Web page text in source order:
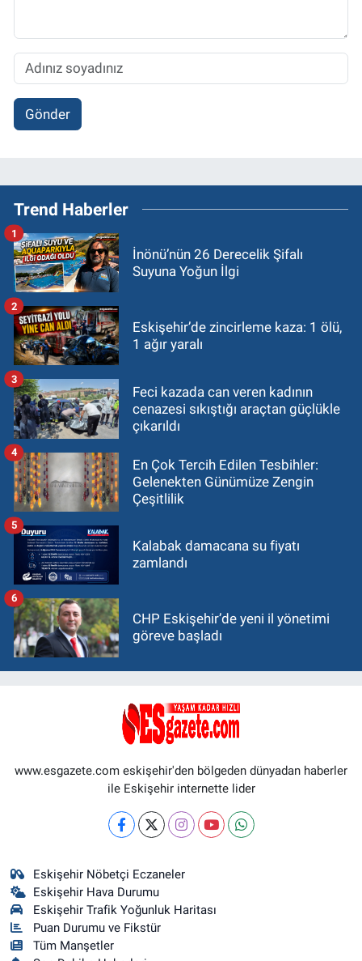
Gönder
Trend Haberler
İnönü’nün 26 Derecelik Şifalı
Suyuna Yoğun İlgi
1
Eskişehir’de zincirleme kaza: 1 ölü,
1 ağır yaralı
2
Feci kazada can veren kadının
cenazesi sıkıştığı araçtan güçlükle
çıkarıldı
3
En Çok Tercih Edilen Tesbihler:
Gelenekten Günümüze Zengin
Çeşitlilik
4
Kalabak damacana su fiyatı
zamlandı
5
CHP Eskişehir’de yeni il yönetimi
göreve başladı
6
www.esgazete.com eskişehir'den bölgeden dünyadan haberler
ile Eskişehir internette lider
Eskişehir Nöbetçi Eczaneler
Eskişehir Hava Durumu
Eskişehir Trafik Yoğunluk Haritası
Puan Durumu ve Fikstür
Tüm Manşetler